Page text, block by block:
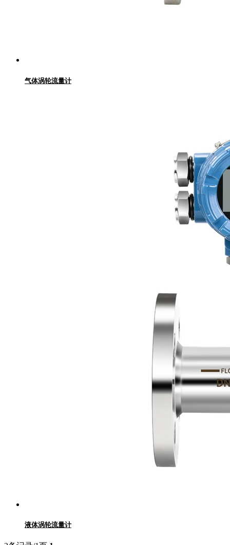
气体涡轮流量计
液体涡轮流量计